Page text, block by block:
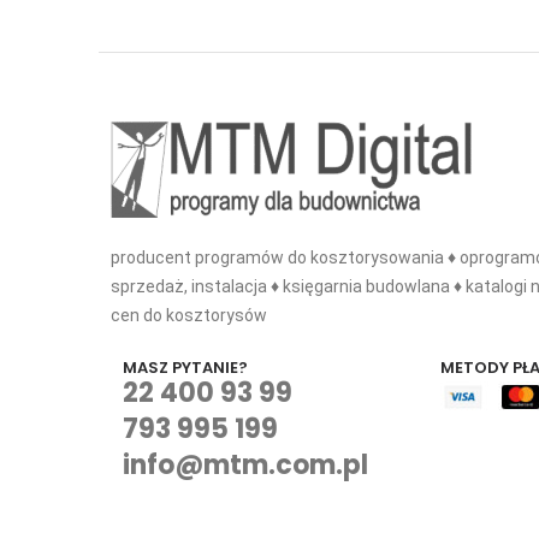
producent programów do kosztorysowania ♦
sprzedaż, instalacja ♦ księgarnia budowlana ♦ katalogi
cen do kosztorysów
MASZ PYTANIE?
22 400 93 99
793 995 199
info@mtm.com.pl
METODY